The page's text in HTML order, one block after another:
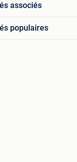
associés
populaires